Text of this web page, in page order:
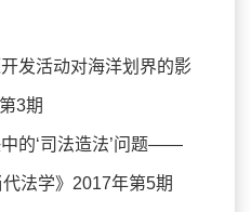
发活动对海洋划界的影
3期
的‘司法造法’问题——
代法学》2017年第5期